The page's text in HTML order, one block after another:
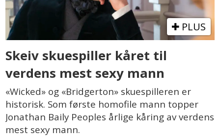
PLUS
Skeiv skuespiller kåret til
verdens mest sexy mann
«Wicked» og «Bridgerton» skuespilleren er
historisk. Som første homofile mann topper
Jonathan Baily Peoples årlige kåring av verdens
mest sexy mann.